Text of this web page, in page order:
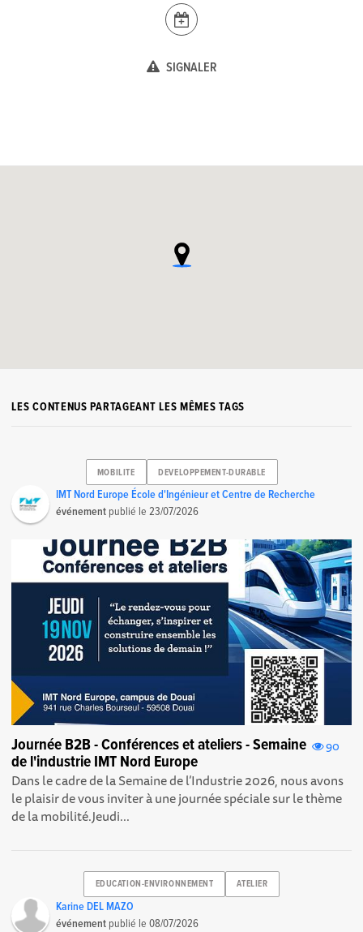
SIGNALER
LES CONTENUS PARTAGEANT LES MÊMES TAGS
MOBILITE DEVELOPPEMENT-DURABLE
IMT Nord Europe École d'Ingénieur et Centre de Recherche
événement publié le23/07/2026
90
Journée B2B - Conférences et ateliers - Semaine
de l'industrie IMT Nord Europe
Dans le cadre de la Semaine de l’Industrie 2026, nous avons
le plaisir de vous inviter à une journée spéciale sur le thème
de la mobilité.Jeudi...
EDUCATION-ENVIRONNEMENT ATELIER
Karine DEL MAZO
événement publié le08/07/2026